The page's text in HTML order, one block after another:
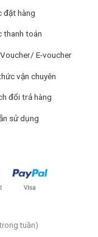
đặt hàng
thanh toán
E-voucher
vận chuyên
đổi trả hàng
sử dụng
tuần)